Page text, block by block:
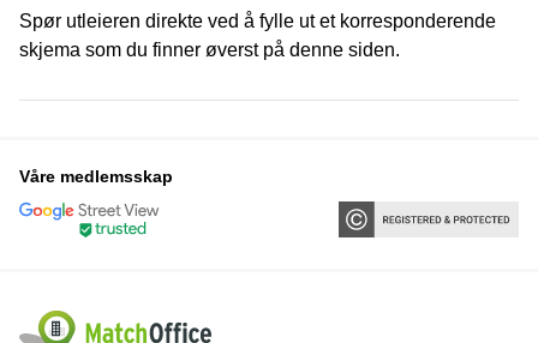
Spør utleieren direkte ved å fylle ut et korresponderende
skjema som du finner øverst på denne siden.
Våre medlemsskap